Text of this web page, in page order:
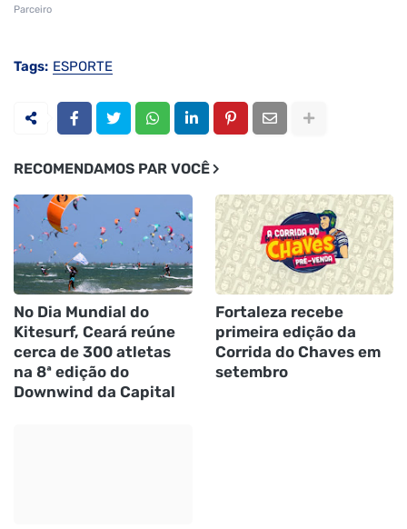
Parceiro
Tags: ESPORTE
RECOMENDAMOS PAR VOCÊ
No Dia Mundial do
Kitesurf, Ceará reúne
cerca de 300 atletas
na 8ª edição do
Downwind da Capital
Fortaleza recebe
primeira edição da
Corrida do Chaves em
setembro